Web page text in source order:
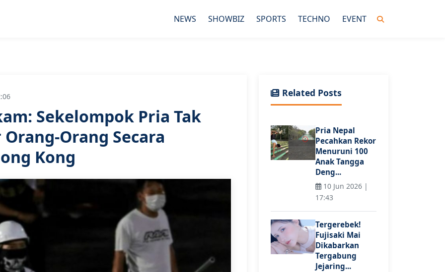
NEWS SHOWBIZ SPORTS TECHNO EVENT
Sekelompok Pria Tak
Orang Secara
Kong
Related Posts
Pria Nepal
Pecahkan Rekor
Menuruni 100
Anak Tangga
Deng...
10 Jun 2026 |
17:43
Tergerebek!
Fujisaki Mai
Dikabarkan
Tergabung
Jejaring...